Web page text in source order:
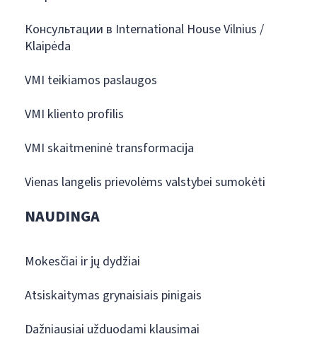
Консультации в International House Vilnius /
Klaipėda
VMI teikiamos paslaugos
VMI kliento profilis
VMI skaitmeninė transformacija
Vienas langelis prievolėms valstybei sumokėti
NAUDINGA
Mokesčiai ir jų dydžiai
Atsiskaitymas grynaisiais pinigais
Dažniausiai užduodami klausimai